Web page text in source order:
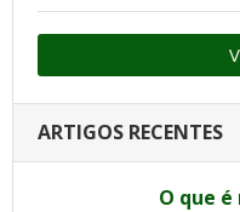
ARTIGOS RECENTES
O que